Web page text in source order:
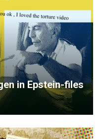
in Epstein-files